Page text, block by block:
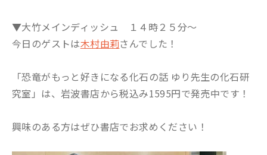
▼大竹メインディッシュ １４時２５分～
今日のゲストは木村由莉さんでした！
「恐竜がもっと好きになる化石の話 ゆり先生の化石研
究室」は、岩波書店から税込み1595円で発売中です！
興味のある方はぜひ書店でお求めください！